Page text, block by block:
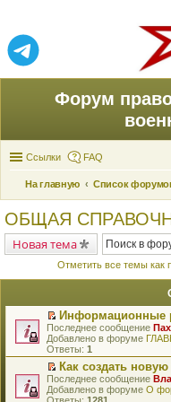
Форум
Ссылки FAQ
На главную Список
ОБЩАЯ
Новая тема
Отметить все темы как
П
е
р
е
й
т
и
Информационные
Последнее сообщение
Добавлено в форуме
Ответы: 1
П
е
р
Как создать
Последнее сообщение
Добавлено в форуме О